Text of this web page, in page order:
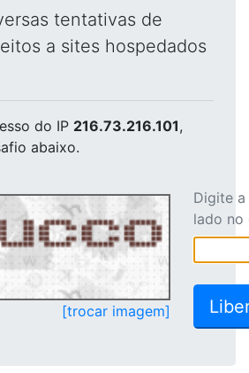
tentativas de
a sites hospedados
do IP 216.73.216.101,
abaixo.
[trocar imagem]
Digite
lado no